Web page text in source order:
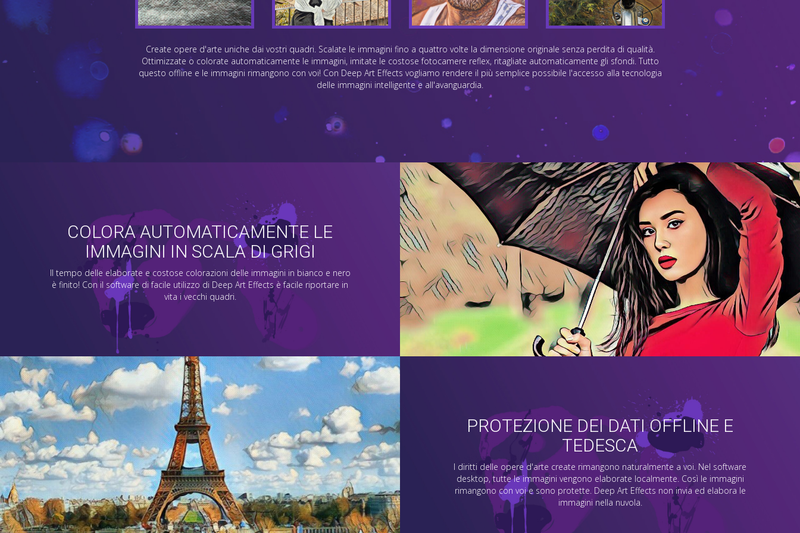
Create opere d'arte uniche dai vostri quadri. Scalate le immagini fino a quattro volte la dimensione originale senza perdita di qualità.
Ottimizzate o colorate automaticamente le immagini, imitate le costose fotocamere reflex, ritagliate automaticamente gli sfondi. Tutto
questo offline e le immagini rimangono con voi! Con Deep Art Effects vogliamo rendere il più semplice possibile l'accesso alla tecnologia
delle immagini intelligente e all'avanguardia.
COLORA AUTOMATICAMENTE LE
IMMAGINI IN SCALA DI GRIGI
Il tempo delle elaborate e costose colorazioni delle immagini in bianco e nero
è finito! Con il software di facile utilizzo di Deep Art Effects è facile riportare in
vita i vecchi quadri.
PROTEZIONE DEI DATI OFFLINE E
TEDESCA
I diritti delle opere d'arte create rimangono naturalmente a voi. Nel software
desktop, tutte le immagini vengono elaborate localmente. Così le immagini
rimangono con voi e sono protette. Deep Art Effects non invia ed elabora le
immagini nella nuvola.